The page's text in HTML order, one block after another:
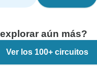
aún más?
Ver los 100+ circuitos